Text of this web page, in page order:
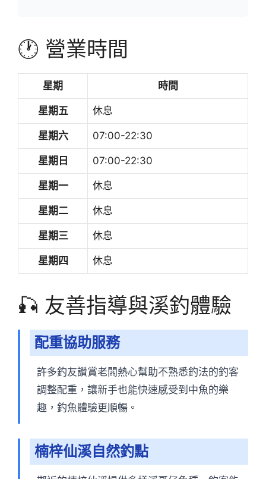
🕐 營業時間
星期 時間
星期五 休息
星期六 07:00-22:30
星期日 07:00-22:30
星期一 休息
星期二 休息
星期三 休息
星期四 休息
🎣 友善指導與溪釣體驗
配重協助服務
許多釣友讚賞老闆熱心幫助不熟悉釣法的釣客
調整配重，讓新手也能快速感受到中魚的樂
趣，釣魚體驗更順暢。
楠梓仙溪自然釣點